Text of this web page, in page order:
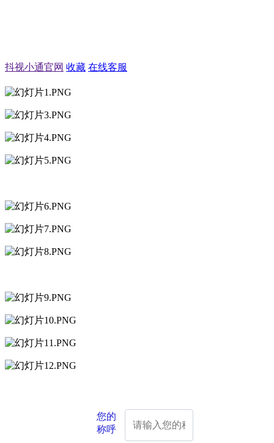
抖视小通官网 收藏 在线客服
您的
称呼